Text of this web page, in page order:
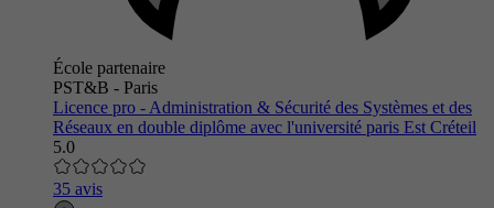
École partenaire
PST&B - Paris
Licence pro - Administration & Sécurité des Systèmes et des
Réseaux en double diplôme avec l'université paris Est Créteil
5.0
35 avis